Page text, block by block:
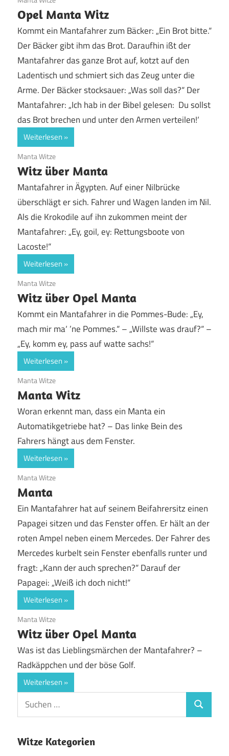
Opel Manta Witz
Kommt ein Mantafahrer zum Bäcker: „Ein Brot bitte.“
Der Bäcker gibt ihm das Brot. Daraufhin ißt der
Mantafahrer das ganze Brot auf, kotzt auf den
Ladentisch und schmiert sich das Zeug unter die
Arme. Der Bäcker stocksauer: „Was soll das?“ Der
Mantafahrer: „Ich hab in der Bibel gelesen: ‚Du sollst
das Brot brechen und unter den Armen verteilen!‘
Weiterlesen
19. Juni 2020
Manta Witze
Witz über Manta
Mantafahrer in Ägypten. Auf einer Nilbrücke
überschlägt er sich. Fahrer und Wagen landen im Nil.
Als die Krokodile auf ihn zukommen meint der
Mantafahrer: „Ey, goil, ey: Rettungsboote von
Lacoste!“
Weiterlesen
19. Juni 2020
Manta Witze
Witz über Opel Manta
Kommt ein Mantafahrer in die Pommes-Bude: „Ey,
mach mir ma‘ ’ne Pommes.“ – „Willste was drauf?“ –
„Ey, komm ey, pass auf watte sachs!“
Weiterlesen
19. Juni 2020
Manta Witze
Manta Witz
Woran erkennt man, dass ein Manta ein
Automatikgetriebe hat? – Das linke Bein des
Fahrers hängt aus dem Fenster.
Weiterlesen
9. April 2019
Manta Witze
Manta
Ein Mantafahrer hat auf seinem Beifahrersitz einen
Papagei sitzen und das Fenster offen. Er hält an der
roten Ampel neben einem Mercedes. Der Fahrer des
Mercedes kurbelt sein Fenster ebenfalls runter und
fragt: „Kann der auch sprechen?“ Darauf der
Papagei: „Weiß ich doch nicht!“
Weiterlesen
9. April 2019
Manta Witze
Witz über Opel Manta
Was ist das Lieblingsmärchen der Mantafahrer? –
Radkäppchen und der böse Golf.
Weiterlesen
Witze Kategorien